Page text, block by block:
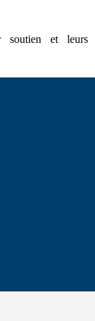
soutien et leurs